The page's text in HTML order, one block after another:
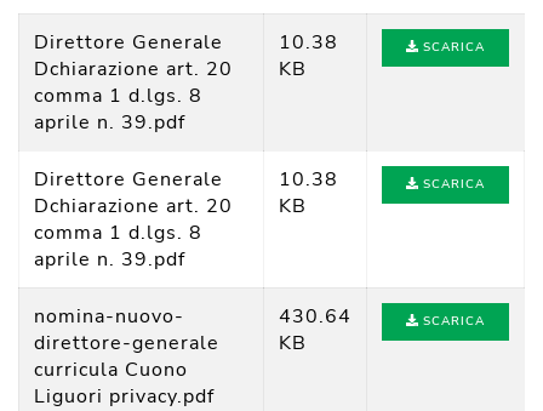
Direttore Generale
Dchiarazione art. 20
comma 1 d.lgs. 8
aprile n. 39.pdf
10.38
KB
SCARICA
Direttore Generale
Dchiarazione art. 20
comma 1 d.lgs. 8
aprile n. 39.pdf
10.38
KB
SCARICA
nomina-nuovo-
direttore-generale
curricula Cuono
Liguori privacy.pdf
430.64
KB
SCARICA